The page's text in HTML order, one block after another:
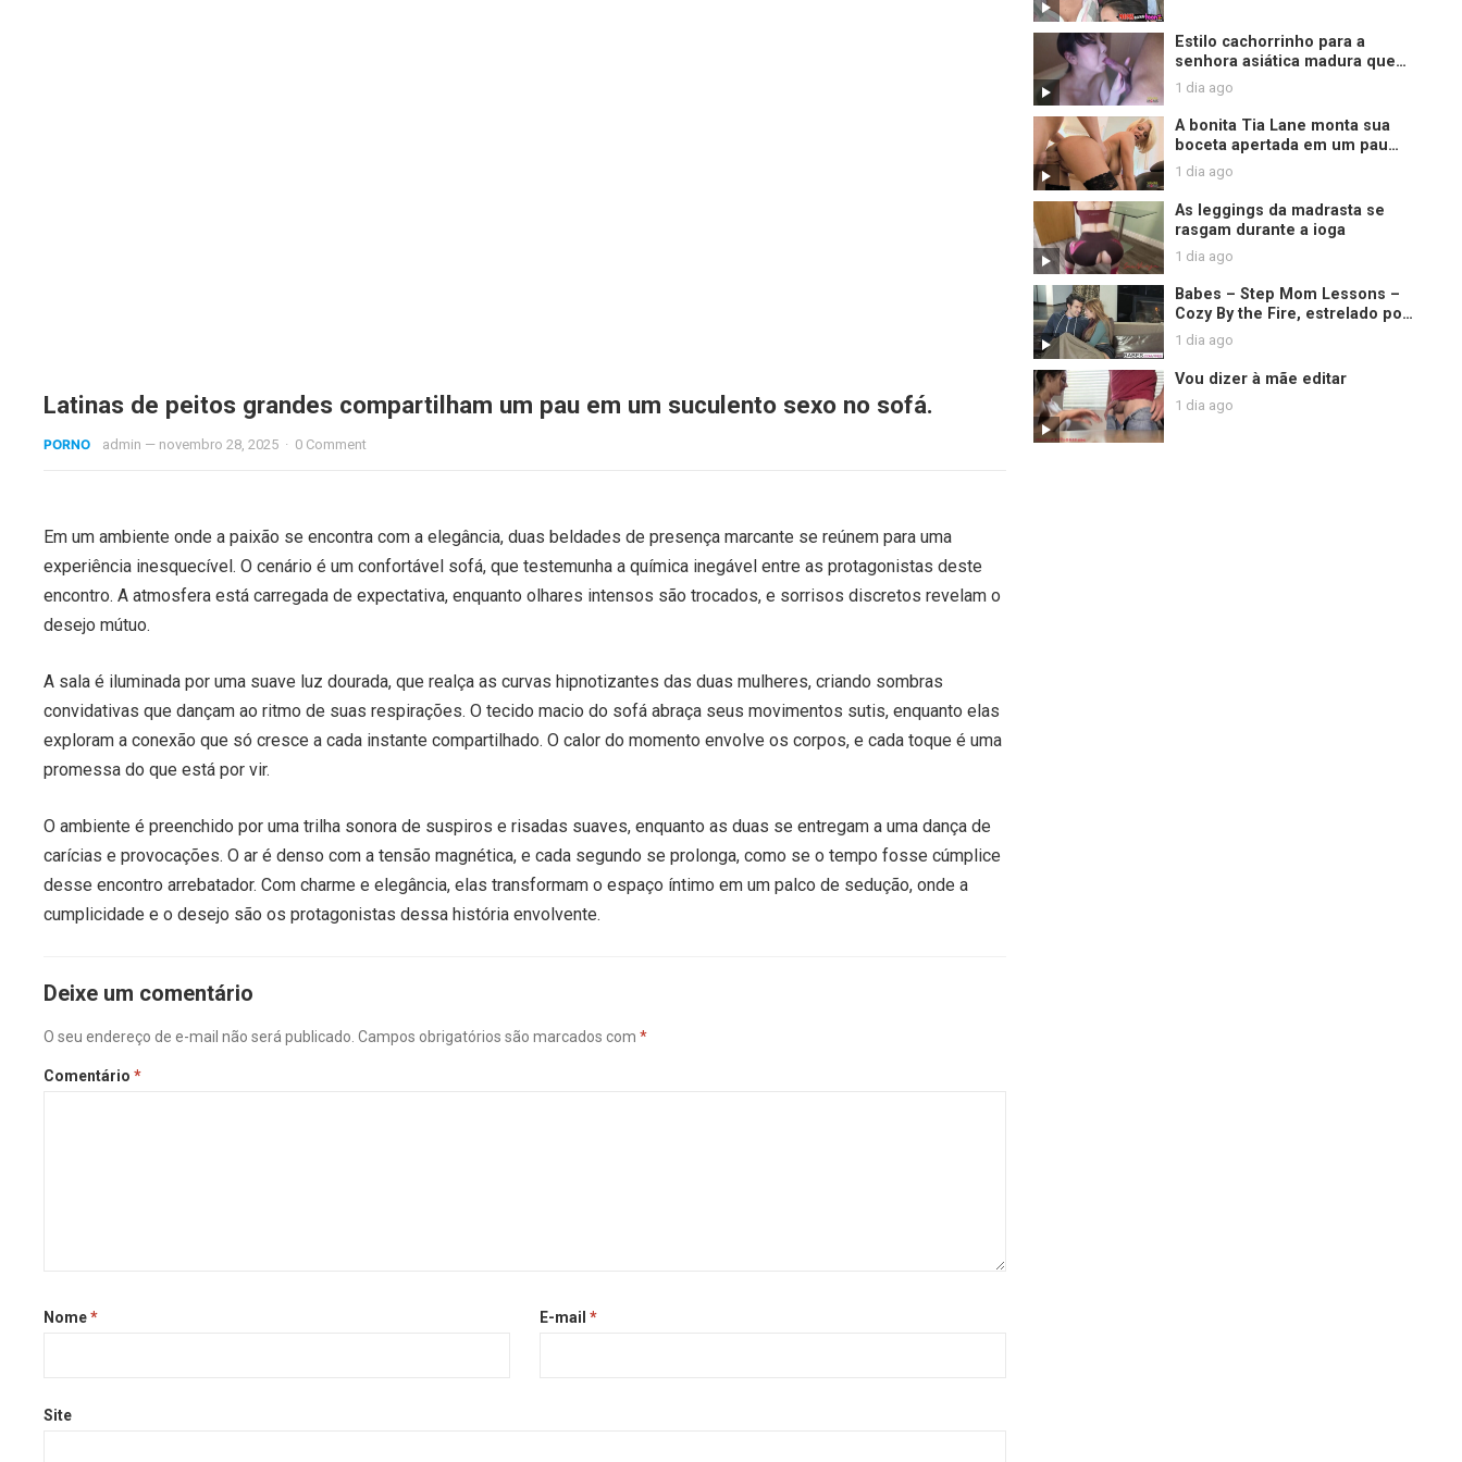
Latinas de peitos grandes compartilham um pau em um suculento sexo no sofá.
PORNO admin — novembro 28, 2025 · 0 Comment
Em um ambiente onde a paixão se encontra com a elegância, duas beldades de presença marcante se reúnem para uma
experiência inesquecível. O cenário é um confortável sofá, que testemunha a química inegável entre as protagonistas deste
encontro. A atmosfera está carregada de expectativa, enquanto olhares intensos são trocados, e sorrisos discretos revelam o
desejo mútuo.
A sala é iluminada por uma suave luz dourada, que realça as curvas hipnotizantes das duas mulheres, criando sombras
convidativas que dançam ao ritmo de suas respirações. O tecido macio do sofá abraça seus movimentos sutis, enquanto elas
exploram a conexão que só cresce a cada instante compartilhado. O calor do momento envolve os corpos, e cada toque é uma
promessa do que está por vir.
O ambiente é preenchido por uma trilha sonora de suspiros e risadas suaves, enquanto as duas se entregam a uma dança de
carícias e provocações. O ar é denso com a tensão magnética, e cada segundo se prolonga, como se o tempo fosse cúmplice
desse encontro arrebatador. Com charme e elegância, elas transformam o espaço íntimo em um palco de sedução, onde a
cumplicidade e o desejo são os protagonistas dessa história envolvente.
Deixe um comentário
O seu endereço de e-mail não será publicado. Campos obrigatórios são marcados com*
Comentário*
Nome* E-mail *
Site
Estilo cachorrinho para a
senhora asiática madura que
termina com um acabamento
de creme desleixado
1 dia ago
A bonita Tia Lane monta sua
boceta apertada em um pau
grosso
1 dia ago
As leggings da madrasta se
rasgam durante a ioga
1 dia ago
Babes – Step Mom Lessons –
Cozy By the Fire, estrelado por
Jay Smooth e Christiana Cinn e
Jasmine Jae
1 dia ago
Vou dizer à mãe editar
1 dia ago